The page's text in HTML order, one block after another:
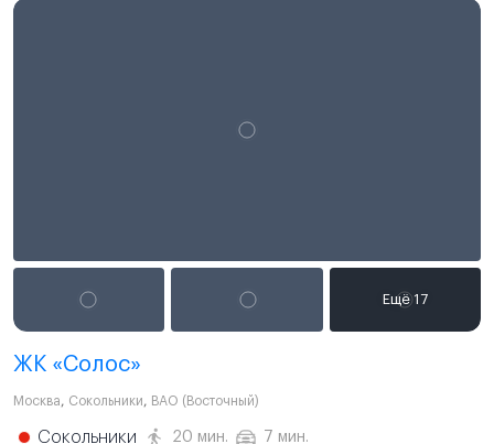
ЖК «Солос»
Москва, Сокольники, ВАО (Восточный)
Сокольники 20 мин. 7 мин.